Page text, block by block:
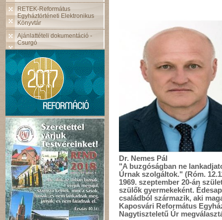
RETEK-Református
Egyháztörténeti Elektronikus
Könyvtár
Ajánlattételi dokumentáció -
Csurgó
Dr. Nemes Pál
"A buzgóságban ne
Úrnak szolgáltok." (Róm.
1969. szeptember 20-án
szülők gyermekeként.
családból származik, aki
Kaposvári Református
Nagytiszteletű Úr